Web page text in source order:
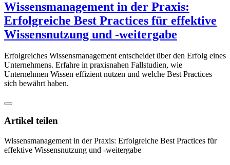
Wissensmanagement in der Praxis:
Erfolgreiche Best Practices für effektive
Wissensnutzung und -weitergabe
Erfolgreiches Wissensmanagement entscheidet über den Erfolg eines
Unternehmens. Erfahre in praxisnahen Fallstudien, wie
Unternehmen Wissen effizient nutzen und welche Best Practices
sich bewährt haben.
Artikel teilen
Wissensmanagement in der Praxis: Erfolgreiche Best Practices für
effektive Wissensnutzung und -weitergabe